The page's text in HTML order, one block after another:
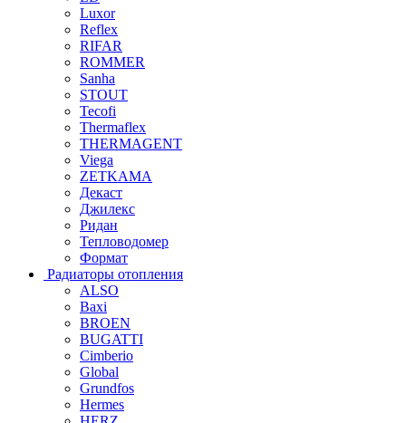
Luxor
Reflex
RIFAR
ROMMER
Sanha
STOUT
Tecofi
Thermaflex
THERMAGENT
Viega
ZETKAMA
Декаст
Джилекс
Ридан
Тепловодомер
Формат
Радиаторы отопления
ALSO
Baxi
BROEN
BUGATTI
Cimberio
Global
Grundfos
Hermes